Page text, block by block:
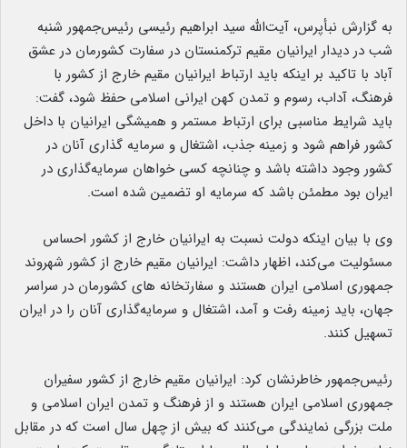
به گزارش نبأپرس، آیت‌الله سید ابراهیم رئیسی رئیس‌جمهور شنبه
شب در دیدار ایرانیان مقیم ترکمنستان در سفارت کشورمان در عشق
آباد با تاکید بر اینکه باید ارتباط ایرانیان مقیم خارج از کشور با
فرهنگ، آداب، رسوم و تمدن کهن ایرانی اسلامی حفظ شود، گفت:
باید شرایط مناسبی برای ارتباط مستمر و همیشگی ایرانیان با داخل
کشور فراهم شود و زمینه جذب، اشتغال و سرمایه گذاری آنان در
کشور وجود داشته باشد و چنانچه کسی خواهان سرمایه‌گذاری در
ایران بود مطمئن باشد که سرمایه او تضمین شده است.
وی با بیان اینکه دولت نسبت به ایرانیان خارج از کشور احساس
مسئولیت می‌کند، اظهار داشت: ایرانیان مقیم خارج از کشور شهروند
جمهوری اسلامی ایران هستند و سفارتخانه های کشورمان در سراسر
جهان، باید زمینه رفت و آمد، اشتغال و سرمایه‌گذاری آنان را در ایران
تسهیل کنند.
رئیس‌جمهور خاطرنشان کرد: ایرانیان مقیم خارج از کشور سفیران
جمهوری اسلامی ایران هستند و از فرهنگ و تمدن ایران اسلامی و
ملت بزرگی نمایندگی می‌کنند که بیش از چهل سال است که در مقابل